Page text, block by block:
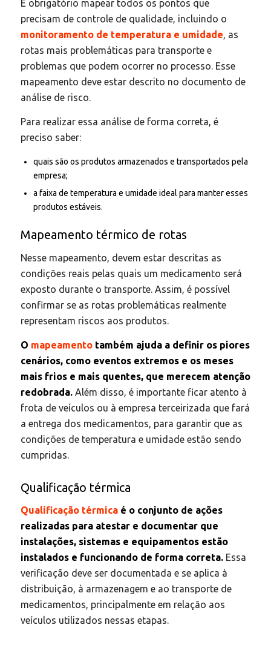
É obrigatório mapear todos os pontos que
precisam de controle de qualidade, incluindo o
monitoramento de temperatura e umidade, as
rotas mais problemáticas para transporte e
problemas que podem ocorrer no processo. Esse
mapeamento deve estar descrito no documento de
análise de risco.
Para realizar essa análise de forma correta, é
preciso saber:
quais são os produtos armazenados e transportados pela
empresa;
a faixa de temperatura e umidade ideal para manter esses
produtos estáveis.
Mapeamento térmico de rotas
Nesse mapeamento, devem estar descritas as
condições reais pelas quais um medicamento será
exposto durante o transporte. Assim, é possível
confirmar se as rotas problemáticas realmente
representam riscos aos produtos.
O mapeamentotambém ajuda a definir os piores
cenários, como eventos extremos e os meses
mais frios e mais quentes, que merecem atenção
redobrada.Além disso, é importante ficar atento à
frota de veículos ou à empresa terceirizada que fará
a entrega dos medicamentos, para garantir que as
condições de temperatura e umidade estão sendo
cumpridas.
Qualificação térmica
Qualificação térmicaé o conjunto de ações
realizadas para atestar e documentar que
instalações, sistemas e equipamentos estão
instalados e funcionando de forma correta. Essa
verificação deve ser documentada e se aplica à
distribuição, à armazenagem e ao transporte de
medicamentos, principalmente em relação aos
veículos utilizados nessas etapas.